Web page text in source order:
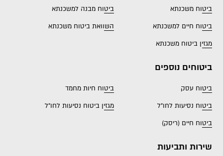
ביטוח משכנתא
ביטוח מבנה למשכנתא
ביטוח חיים למשכנתא
השוואת ביטוח משכנתא
מגזין ביטוח משכנתא
ביטוחים נוספים
ביטוח עסק
ביטוח חיות מחמד
ביטוח נסיעות לחו"ל
מגזין ביטוח נסיעות לחו"ל
ביטוח חיים (ריסק)
שירות ותביעות